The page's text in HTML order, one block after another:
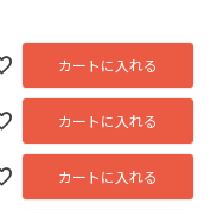
カートに入れる
カートに入れる
カートに入れる